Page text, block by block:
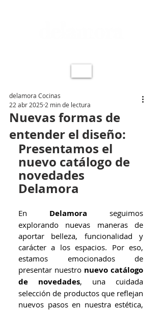
Nuevas formas de
entender el diseño:
delamora Cocinas
22 abr 2025 2 min de lectura
Presentamos el
nuevo catálogo de
novedades
Delamora
En Delamora seguimos
explorando nuevas maneras de
aportar belleza, funcionalidad y
carácter a los espacios. Por eso,
estamos emocionados de
presentar nuestro nuevo catálogo
de novedades, una cuidada
selección de productos que reflejan
nuevos pasos en nuestra estética,